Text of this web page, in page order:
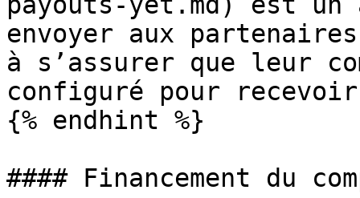
envoyer aux
à s’assurer que leur
configuré pour
{% endhint %}
#### Financement du